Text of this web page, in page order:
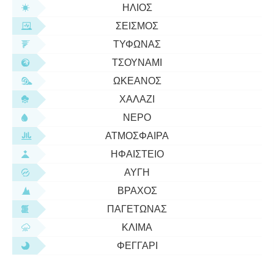
ΉΛΙΟΣ
ΣΕΙΣΜΌΣ
ΤΥΦΏΝΑΣ
ΤΣΟΥΝΆΜΙ
ΩΚΕΑΝΌΣ
ΧΑΛΆΖΙ
ΝΕΡΌ
ΑΤΜΌΣΦΑΙΡΑ
ΗΦΑΊΣΤΕΙΟ
ΑΥΓΉ
ΒΡΆΧΟΣ
ΠΑΓΕΤΏΝΑΣ
ΚΛΊΜΑ
ΦΕΓΓΆΡΙ